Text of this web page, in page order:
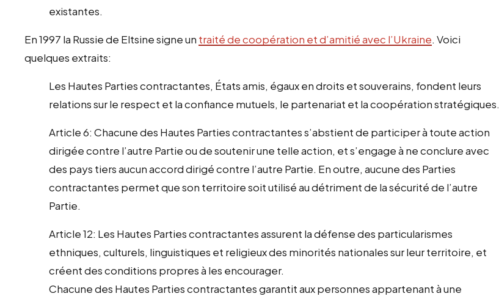
existantes.
En 1997 la Russie de Eltsine signe un traité de coopération et d’amitié avec l’Ukraine. Voici
quelques extraits:
Les Hautes Parties contractantes, États amis, égaux en droits et souverains, fondent leurs
relations sur le respect et la confiance mutuels, le partenariat et la coopération stratégiques.
Article 6: Chacune des Hautes Parties contractantes s’abstient de participer à toute action
dirigée contre l’autre Partie ou de soutenir une telle action, et s’engage à ne conclure avec
des pays tiers aucun accord dirigé contre l’autre Partie. En outre, aucune des Parties
contractantes permet que son territoire soit utilisé au détriment de la sécurité de l’autre
Partie.
Article 12: Les Hautes Parties contractantes assurent la défense des particularismes
ethniques, culturels, linguistiques et religieux des minorités nationales sur leur territoire, et
créent des conditions propres à les encourager.
Chacune des Hautes Parties contractantes garantit aux personnes appartenant à une